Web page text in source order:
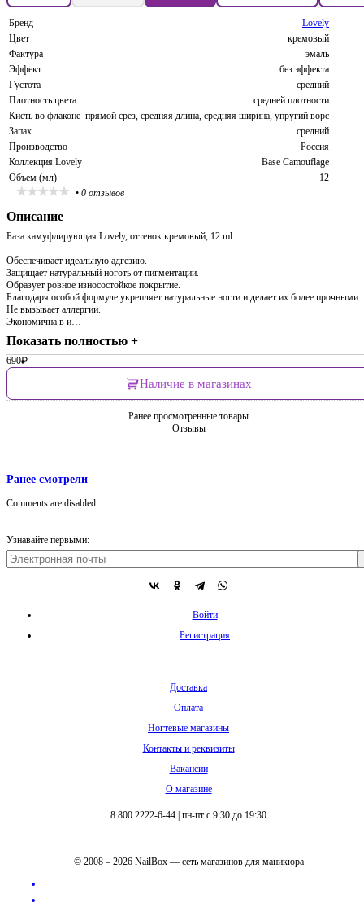
Бренд
Lovely
Цвет
кремовый
Фактура
эмаль
Эффект
без эффекта
Густота
средний
Плотность цвета
средней плотности
Кисть во флаконе прямой срез, средняя длина, средняя ширина, упругий ворс
Запах
средний
Производство
Россия
Коллекция Lovely
Base Camouflage
Объем (мл)
12
• 0 отзывов
Описание
База камуфлирующая Lovely, оттенок кремовый, 12 ml.
Обеспечивает идеальную адгезию.
Защищает натуральный ноготь от пигментации.
Образует ровное износостойкое покрытие.
Благодаря особой формуле укрепляет натуральные ногти и делает их более прочными.
Не вызывает аллергии.
Экономична в и…
Показать полностью +
690₽
Наличие в магазинах
Ранее просмотренные товары
Отзывы
Ранее смотрели
Comments are disabled
Узнавайте первыми:
Войти
Регистрация
Доставка
Оплата
Ногтевые магазины
Контакты и реквизиты
Вакансии
О магазине
8 800 2222-6-44 пн-пт с 9:30 до 19:30
© 2008 – 2026 NailBox — сеть магазинов для маникюра